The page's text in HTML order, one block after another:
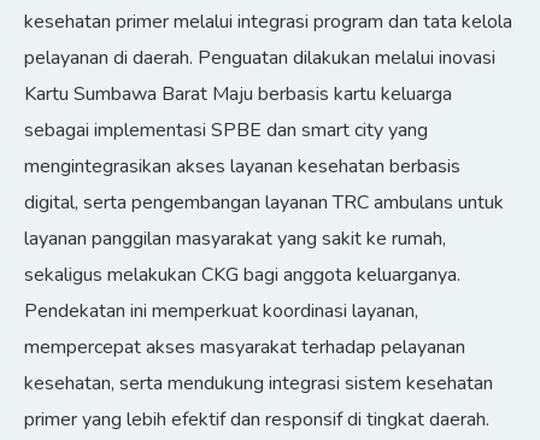
kesehatan primer melalui integrasi program dan tata kelola
pelayanan di daerah. Penguatan dilakukan melalui inovasi
Kartu Sumbawa Barat Maju berbasis kartu keluarga
sebagai implementasi SPBE dan smart city yang
mengintegrasikan akses layanan kesehatan berbasis
digital, serta pengembangan layanan TRC ambulans untuk
layanan panggilan masyarakat yang sakit ke rumah,
sekaligus melakukan CKG bagi anggota keluarganya.
Pendekatan ini memperkuat koordinasi layanan,
mempercepat akses masyarakat terhadap pelayanan
kesehatan, serta mendukung integrasi sistem kesehatan
primer yang lebih efektif dan responsif di tingkat daerah.